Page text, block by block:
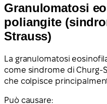
Granulomatosi
poliangite
Strauss)
La granulomatosi
come sindrome di Churg-
che colpisce
Può causare: